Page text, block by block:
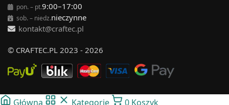
pon. – pt.9:00–17:00
sob. – niedz.nieczynne
kontakt@craftec.pl
© CRAFTEC.PL 2023 - 2026
Główna Kategorie 0 Koszyk